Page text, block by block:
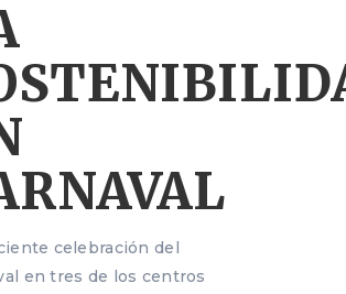
celebración del
en tres de los centros